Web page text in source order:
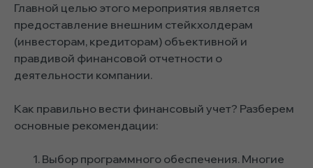
Главной целью этого мероприятия является
предоставление внешним стейкхолдерам
(инвесторам, кредиторам) объективной и
правдивой финансовой отчетности о
деятельности компании.
Как правильно вести финансовый учет? Разберем
основные рекомендации:
Выбор программного обеспечения. Многие